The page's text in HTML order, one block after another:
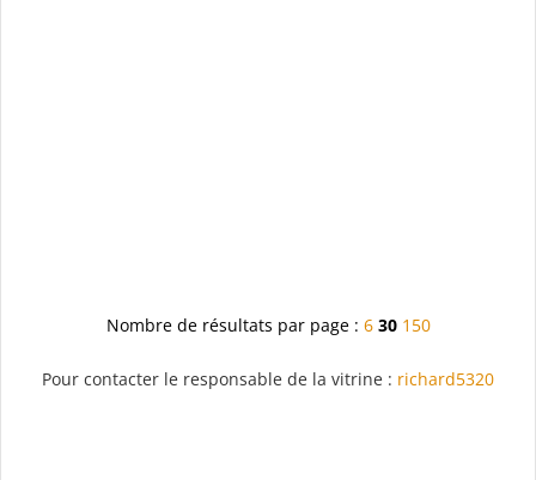
Nombre de résultats par page : 6 30 150
Pour contacter le responsable de la vitrine : richard5320